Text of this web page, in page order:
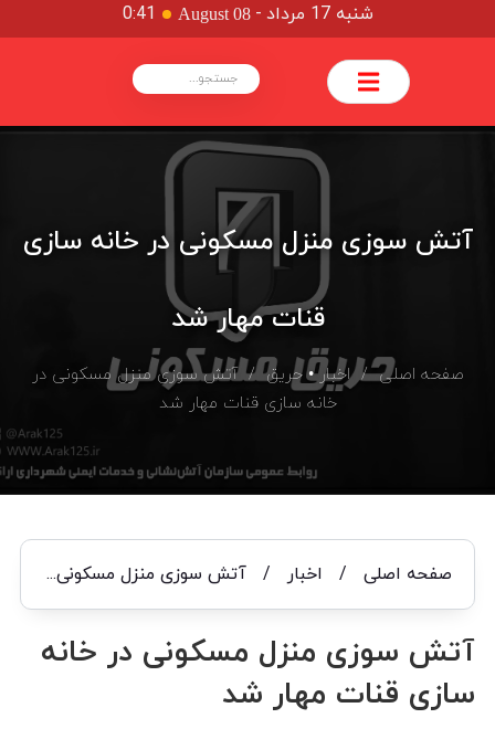
شنبه 17 مرداد -
August 08
0:41
آتش سوزی منزل مسکونی در خانه سازی
قنات مهار شد
صفحه اصلی/اخبار•حریق/ آتش سوزی منزل مسکونی در
خانه سازی قنات مهار شد
صفحه اصلی/ اخبار / آتش سوزی منزل مسکونی در خانه سازی قنات مهار شد
آتش سوزی منزل مسکونی در خانه
سازی قنات مهار شد